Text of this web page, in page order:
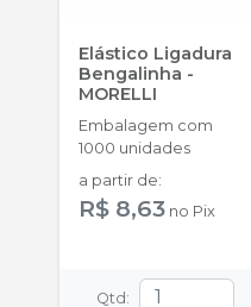
Elástico Ligadura
Bengalinha -
MORELLI
Embalagem com
1000 unidades
a partir de:
R$ 8,63 no Pix
Qtd :